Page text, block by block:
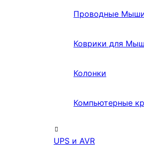
Проводные
Коврики для
Колонки
Компьютерные
UPS и AVR